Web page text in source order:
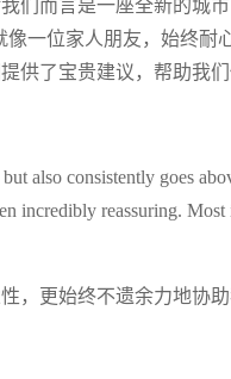
们而言是一座全新的城
像一位家人朋友，始终
供了宝贵建议，帮助我们
also consistently goes
incredibly reassuring.
，更始终不遗余力地协